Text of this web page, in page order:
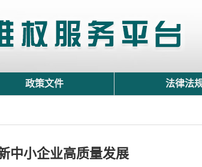
政策文件 法律法
中小企业高质量发展